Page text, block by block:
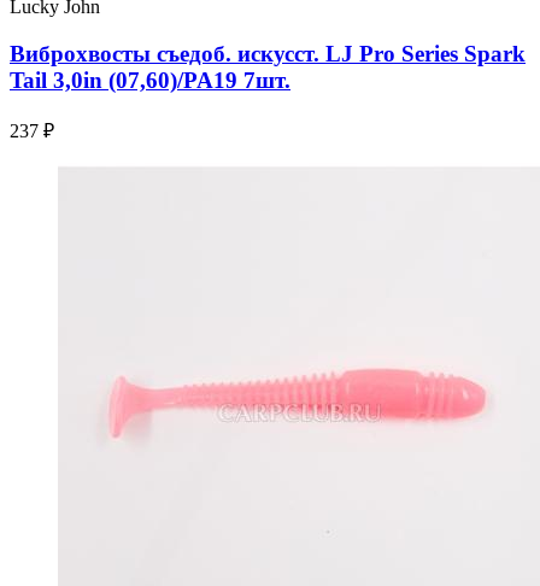
Lucky John
Виброхвосты съедоб. искусст. LJ Pro Series Spark
Tail 3,0in (07,60)/PA19 7шт.
237 ₽